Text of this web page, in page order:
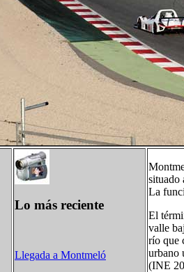
Lo más reciente
Llegada a Montmeló
situado
La
El
valle
río que
urbano
(INE